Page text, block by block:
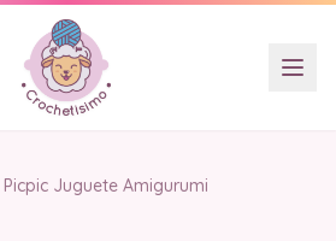
Picpic Juguete Amigurumi